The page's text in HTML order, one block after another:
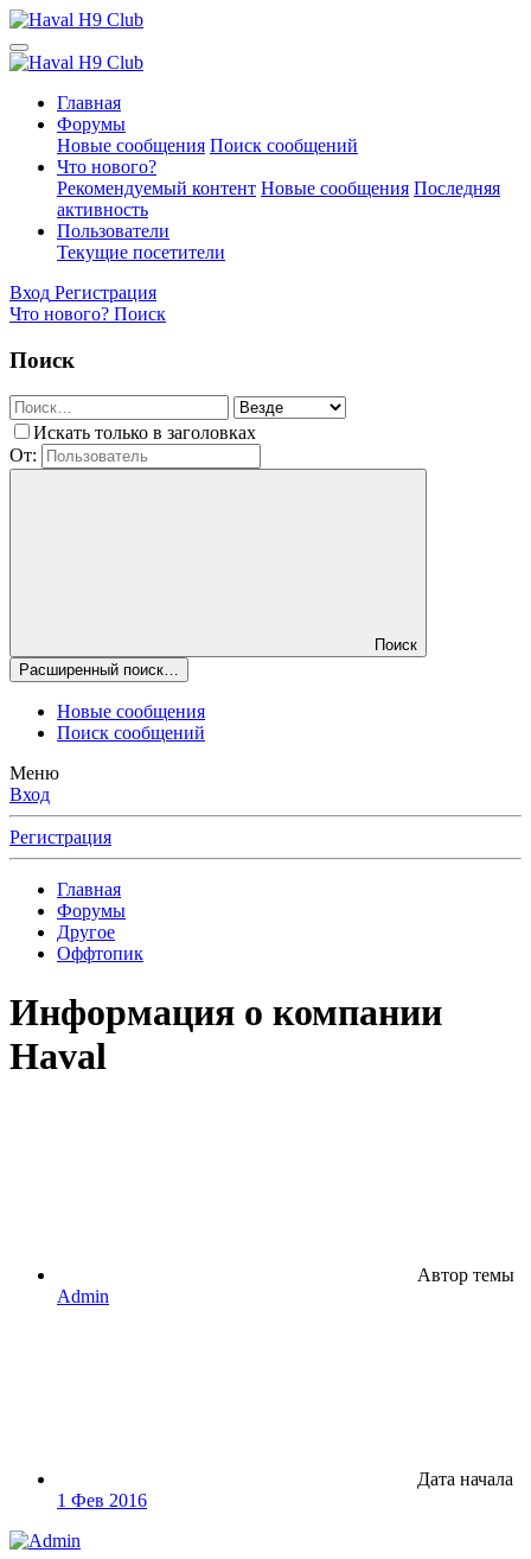
Главная
Форумы
Новые сообщения Поиск сообщений
Что нового?
Рекомендуемый контент Новые сообщения Последняя
активность
Пользователи
Текущие посетители
Вход Регистрация
Что нового? Поиск
Поиск
Искать только в заголовках
От:
Поиск
Расширенный поиск…
Новые сообщения
Поиск сообщений
Меню
Вход
Регистрация
Главная
Форумы
Другое
Оффтопик
Информация о компании
Haval
Автор темы
Admin
Дата начала
1 Фев 2016